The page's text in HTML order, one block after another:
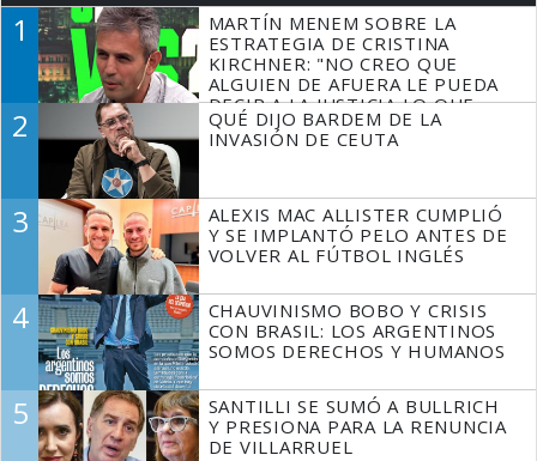
1
MARTÍN MENEM SOBRE LA
ESTRATEGIA DE CRISTINA
KIRCHNER: "NO CREO QUE
ALGUIEN DE AFUERA LE PUEDA
DECIR A LA JUSTICIA LO QUE
TIENE QUE HACER"
2
QUÉ DIJO BARDEM DE LA
INVASIÓN DE CEUTA
3
ALEXIS MAC ALLISTER CUMPLIÓ
Y SE IMPLANTÓ PELO ANTES DE
VOLVER AL FÚTBOL INGLÉS
4
CHAUVINISMO BOBO Y CRISIS
CON BRASIL: LOS ARGENTINOS
SOMOS DERECHOS Y HUMANOS
5
SANTILLI SE SUMÓ A BULLRICH
Y PRESIONA PARA LA RENUNCIA
DE VILLARRUEL